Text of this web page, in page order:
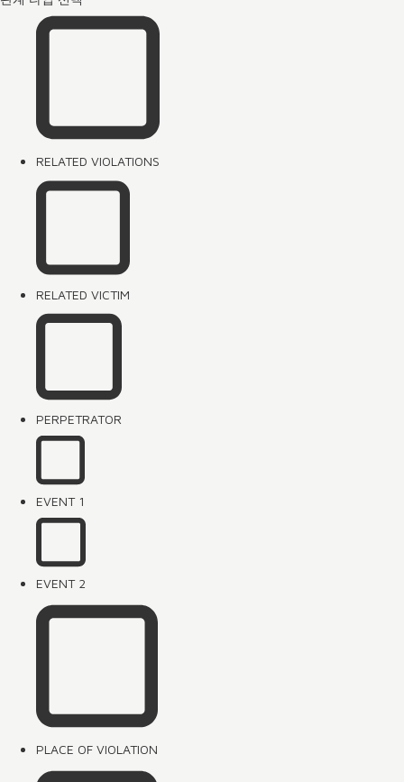
RELATED VIOLATIONS
RELATED VICTIM
PERPETRATOR
EVENT 1
EVENT 2
PLACE OF VIOLATION